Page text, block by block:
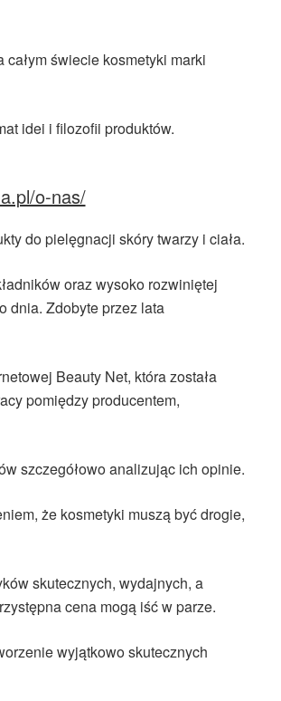
świecie kosmetyki marki
idei i filozofii produktów.
o-nas/
do pielęgnacji skóry twarzy i ciała.
oraz wysoko rozwiniętej
dnia. Zdobyte przez lata
Beauty Net, która została
pomiędzy producentem,
szczegółowo analizując ich opinie.
że kosmetyki muszą być drogie,
skutecznych, wydajnych, a
cena mogą iść w parze.
wyjątkowo skutecznych